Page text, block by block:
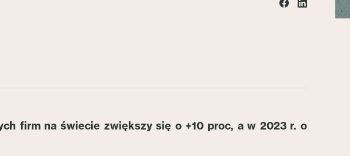
firm na świecie zwiększy się o +10 proc, a w 2023 r. o